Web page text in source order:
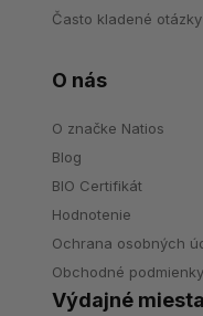
Často kladené otázky
O nás
O značke Natios
Blog
BIO Certifikát
Hodnotenie
Ochrana osobných
Obchodné podmienky
Výdajné miesta